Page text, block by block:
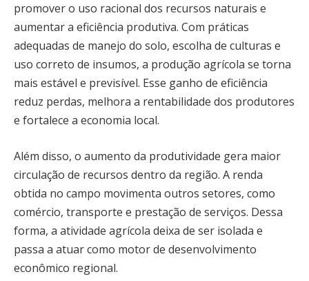
promover o uso racional dos recursos naturais e
aumentar a eficiência produtiva. Com práticas
adequadas de manejo do solo, escolha de culturas e
uso correto de insumos, a produção agrícola se torna
mais estável e previsível. Esse ganho de eficiência
reduz perdas, melhora a rentabilidade dos produtores
e fortalece a economia local.
Além disso, o aumento da produtividade gera maior
circulação de recursos dentro da região. A renda
obtida no campo movimenta outros setores, como
comércio, transporte e prestação de serviços. Dessa
forma, a atividade agrícola deixa de ser isolada e
passa a atuar como motor de desenvolvimento
econômico regional.